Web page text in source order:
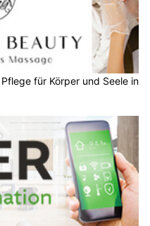
für Körper und Seele in